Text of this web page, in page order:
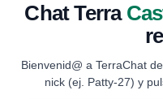
Chat Terra
Bienvenid@ a TerraChat
nick (ej. Patty-27) y